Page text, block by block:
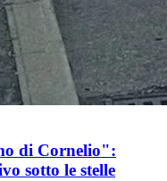
di Cornelio":
sotto le stelle